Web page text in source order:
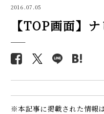
2016.07.05
【TOP画面】
※本記事に掲載された情報